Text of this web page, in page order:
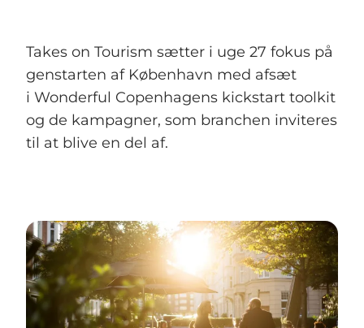
Takes on Tourism sætter i uge 27 fokus på
genstarten af København med afsæt
i Wonderful Copenhagens kickstart toolkit
og de kampagner, som branchen inviteres
til at blive en del af.